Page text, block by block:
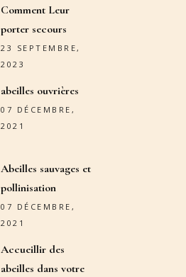
Comment Leur
porter secours
23 SEPTEMBRE,
2023
abeilles ouvrières
07 DÉCEMBRE,
2021
Abeilles sauvages et
pollinisation
07 DÉCEMBRE,
2021
Accueillir des
abeilles dans votre